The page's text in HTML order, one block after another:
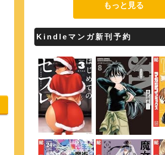
もっと見る
Kindleマンガ新刊予約